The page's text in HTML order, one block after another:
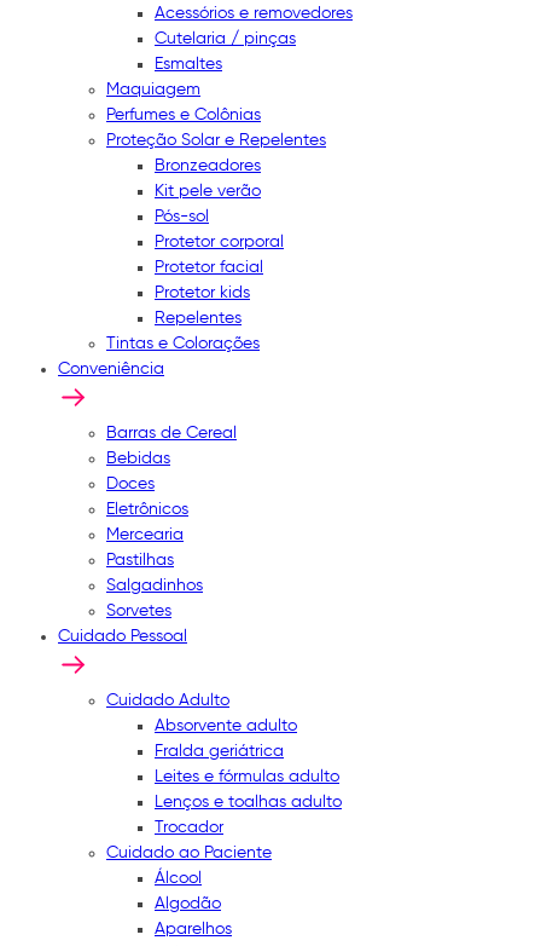
Acessórios e removedores
Cutelaria / pinças
Esmaltes
Maquiagem
Perfumes e Colônias
Proteção Solar e Repelentes
Bronzeadores
Kit pele verão
Pós-sol
Protetor corporal
Protetor facial
Protetor kids
Repelentes
Tintas e Colorações
Conveniência
Barras de Cereal
Bebidas
Doces
Eletrônicos
Mercearia
Pastilhas
Salgadinhos
Sorvetes
Cuidado Pessoal
Cuidado Adulto
Absorvente adulto
Fralda geriátrica
Leites e fórmulas adulto
Lenços e toalhas adulto
Trocador
Cuidado ao Paciente
Álcool
Algodão
Aparelhos